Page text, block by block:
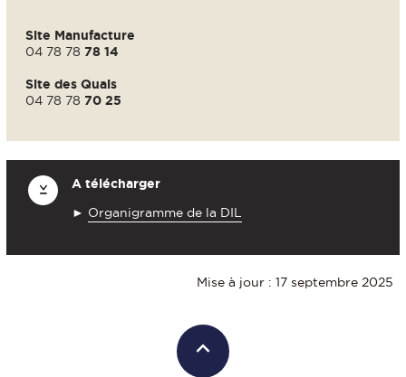
Site Manufacture
04 78 78 78 14
Site des Quais
04 78 78 70 25
A télécharger
► Organigramme de la DIL
Mise à jour : 17 septembre 2025